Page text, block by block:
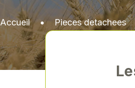
Accueil• Pieces detachees